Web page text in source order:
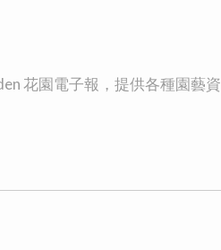
花園電子報，提供各種園藝資